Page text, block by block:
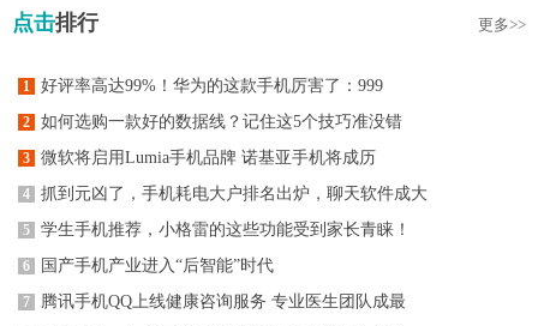
点击排行 更多>>
1 好评率高达99%！华为的这款手机厉害了：999
2 如何选购一款好的数据线？记住这5个技巧准没错
3 微软将启用Lumia手机品牌 诺基亚手机将成历
4 抓到元凶了，手机耗电大户排名出炉，聊天软件成大
5 学生手机推荐，小格雷的这些功能受到家长青睐！
6 国产手机产业进入“后智能”时代
7 腾讯手机QQ上线健康咨询服务 专业医生团队成最